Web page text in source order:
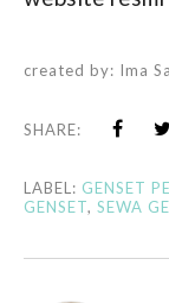
created by: Ima
SHARE:
LABEL: GENSET
GENSET, SEWA